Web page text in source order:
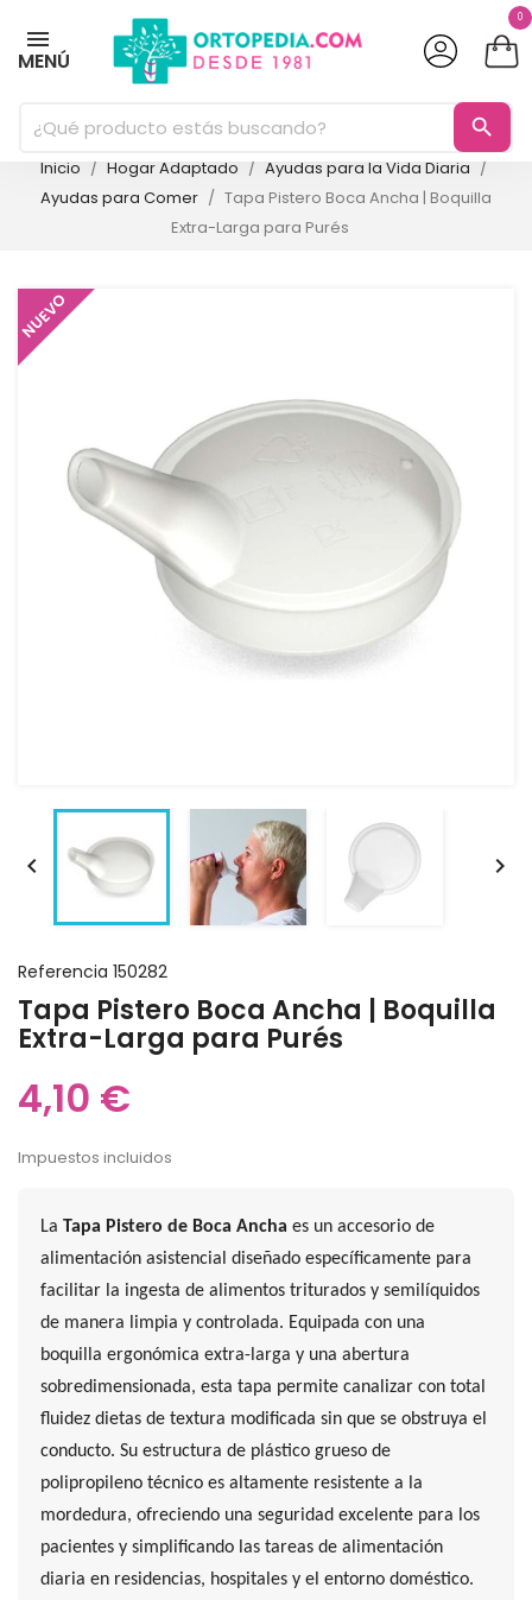
MENÚ
0
search
Inicio Hogar Adaptado
Ayudas para la Vida Diaria
Ayudas para Comer
Tapa Pistero Boca Ancha | Boquilla
Extra-Larga para Purés
NUEVO
 
Referencia 150282
Tapa Pistero Boca Ancha | Boquilla
Extra-Larga para Purés
4,10 €
Impuestos incluidos
LaTapa Pistero de Boca Ancha es un accesorio de
alimentación asistencial diseñado específicamente para
facilitar la ingesta de alimentos triturados y semilíquidos
de manera limpia y controlada. Equipada con una
boquilla ergonómica extra-larga y una abertura
sobredimensionada, esta tapa permite canalizar con total
fluidez dietas de textura modificada sin que se obstruya el
conducto. Su estructura de plástico grueso de
polipropileno técnico es altamente resistente a la
mordedura, ofreciendo una seguridad excelente para los
pacientes y simplificando las tareas de alimentación
diaria en residencias, hospitales y el entorno doméstico.